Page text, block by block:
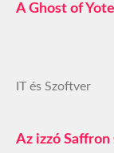
A Ghost of
IT és Szoftver
Az izzó